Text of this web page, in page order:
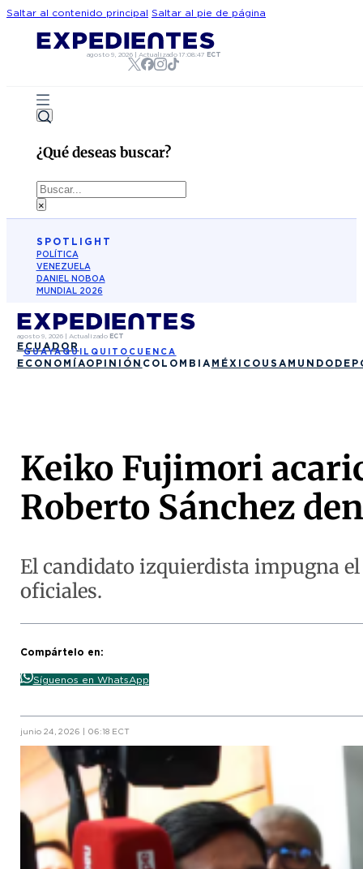
Saltar al contenido principal Saltar al pie de página
agosto 9, 2026 |Actualizado17:08:47 ECT
¿Qué deseas buscar?
Buscar
×
SPOTLIGHT
POLÍTICA
VENEZUELA
DANIEL NOBOA
MUNDIAL 2026
agosto 9, 2026| Actualizado ECT
ECUADOR
GUAYAQUIL QUITO CUENCA
ECONOMÍAOPINIÓN COLOMBIA MÉXICO USA MUNDO
Keiko Fujimori
Roberto Sánchez
El candidato izquierdista impugna
oficiales.
Compártelo en:
Síguenos en WhatsApp
junio 24, 2026 | 06:18 ECT